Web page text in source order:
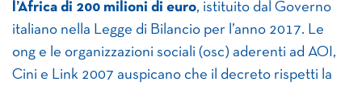
l’Africa di 200 milioni di euro, istituito dal Governo
italiano nella Legge di Bilancio per l’anno 2017. Le
ong e le organizzazioni sociali (osc) aderenti ad AOI,
Cini e Link 2007 auspicano che il decreto rispetti la